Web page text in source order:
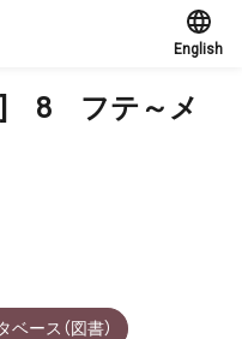
English
] 8 フテ～メ
ース（図書）